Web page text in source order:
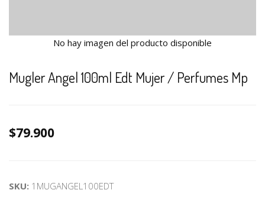
No hay imagen del producto disponible
Mugler Angel 100ml Edt Mujer / Perfumes Mp
$79.900
SKU: 1MUGANGEL100EDT